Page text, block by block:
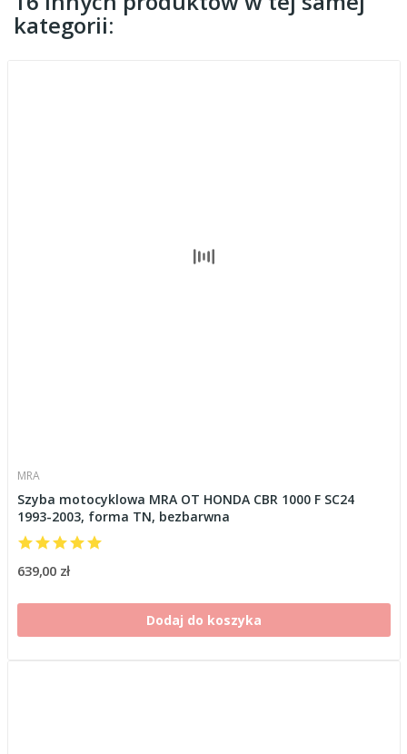
kategorii:
MRA
Szyba motocyklowa MRA OT HONDA CBR 1000 F SC24
1993-2003, forma TN, bezbarwna
639,00 zł
Dodaj do koszyka